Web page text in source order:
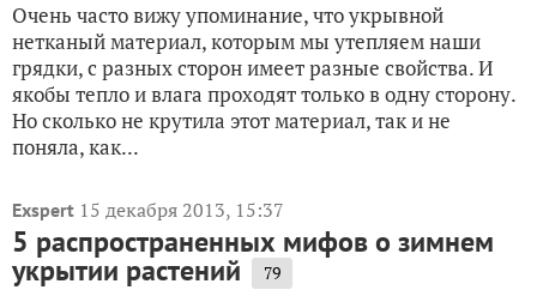
Очень часто вижу упоминание, что укрывной
нетканый материал, которым мы утепляем наши
грядки, с разных сторон имеет разные свойства. И
якобы тепло и влага проходят только в одну сторону.
Но сколько не крутила этот материал, так и не
поняла, как...
Exspert 15 декабря 2013, 15:37
5 распространенных мифов о зимнем
укрытии растений 79